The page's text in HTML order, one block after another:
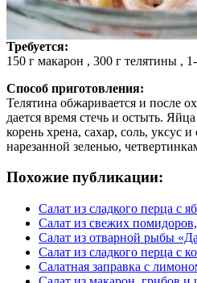
Требуется:
150 г макарон , 300 г телятины ,
Способ приготовления:
Телятина обжаривается и после
дается время стечь и остыть.
корень хрена, сахар, соль, уксус
нарезанной зеленью,
Похожие публикации:
Салат из сладкого перца с
Салат из свежих
Салат из отварной рыбы
Салат из сладкого перца с
Салатная заправка с